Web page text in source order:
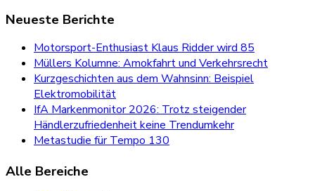
Neueste Berichte
Motorsport-Enthusiast Klaus Ridder wird 85
Müllers Kolumne: Amokfahrt und Verkehrsrecht
Kurzgeschichten aus dem Wahnsinn: Beispiel
Elektromobilität
IfA Markenmonitor 2026: Trotz steigender
Händlerzufriedenheit keine Trendumkehr
Metastudie für Tempo 130
Alle Bereiche